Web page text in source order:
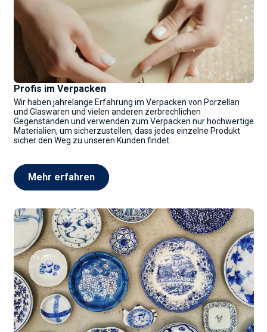
Profis im Verpacken
Wir haben jahrelange Erfahrung im Verpacken von Porzellan
und Glaswaren und vielen anderen zerbrechlichen
Gegenständen und verwenden zum Verpacken nur hochwertige
Materialien, um sicherzustellen, dass jedes einzelne Produkt
sicher den Weg zu unseren Kunden findet.
Mehr erfahren